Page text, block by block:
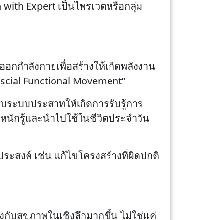
Expert เป็นไพรเวตหรือกลุ่ม
กกำลังกายเพื่อสร้างให้เกิดพลังงาน
Functional Movement”
ระบบประสาทให้เกิดการรับรู้การ
นักรู้และนำไปใช้ในชีวิตประจำวัน
ะสงค์ เช่น แก้ไขโครงสร้างที่ผิดปกติ
กับสุขภาพในเชิงลึกมากขึ้น ไม่ใช่แค่